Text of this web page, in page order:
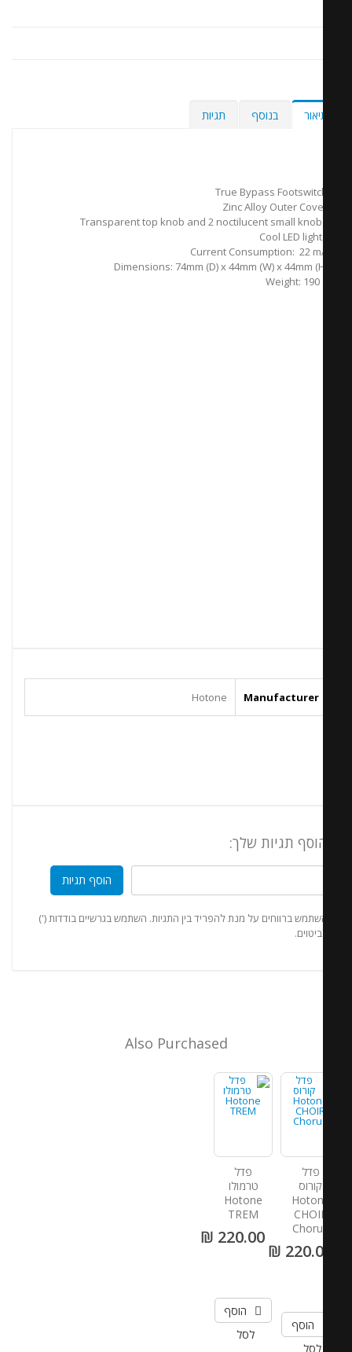
בנוסף תגיות
True Bypass
Zinc Alloy Outer
Transparent top knob and 2 noctilucent small
Cool LED
Current Consumption: 22
Dimensions: 74mm (D) x 44mm (W) x 44mm
Weight: 190
Manufacturer
Hotone
תגיות שלך:
הוסף תגיות
ברווחים על מנת להפריד בין התגיות. השתמש בגרשיים בודדות (')
Also Purchased
טרמולו
Hotone
TREM
220.00 ₪
הוסף
לסל